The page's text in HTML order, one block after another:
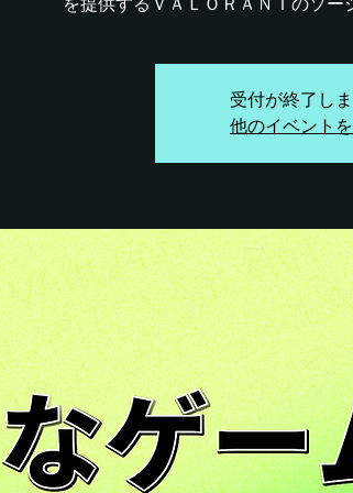
を提供するＶＡＬＯＲＡＮＴのソー
受付が終了し
他のイベント